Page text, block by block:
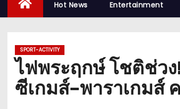
Hot News Entertainment
SPORT-ACTIVITY
ไฟพระฤกษ์ โชติช่ว
ซีเกมส์–พาราเกมส์